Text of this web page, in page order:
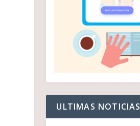
ULTIMAS NOTICIAS